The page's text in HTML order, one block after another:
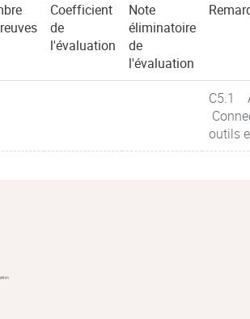
Coefficient
de
l'évaluation
Note
éliminatoire
de
l'évaluation
C5.1
outils